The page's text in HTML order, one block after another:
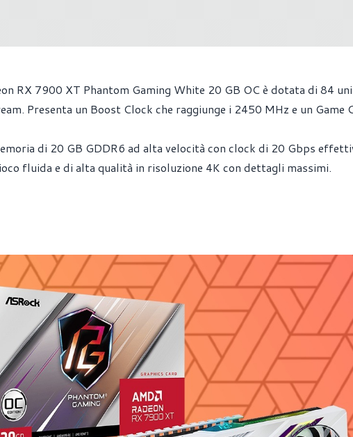
RX 7900 XT Phantom Gaming White 20 GB OC è dotata di 84
Presenta un Boost Clock che raggiunge i 2450 MHz e un Game
di 20 GB GDDR6 ad alta velocità con clock di 20 Gbps
fluida e di alta qualità in risoluzione 4K con dettagli massimi.